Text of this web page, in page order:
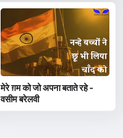
मेरे ग़म को जो अपना बताते रहे -
वसीम बरेलवी